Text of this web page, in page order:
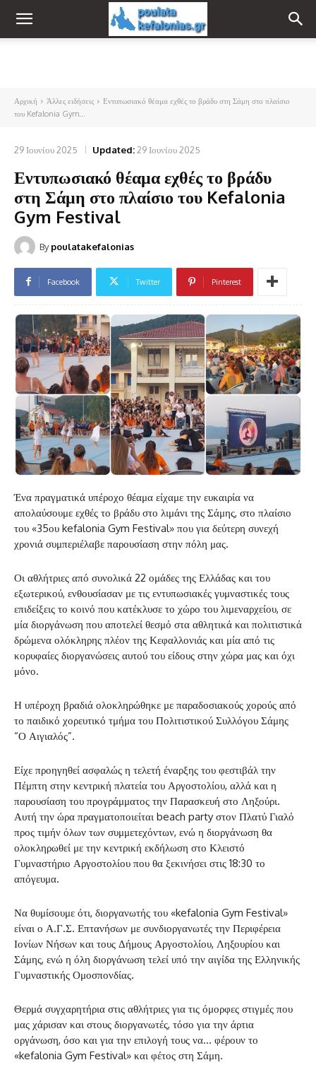
Αρχική Άλλες ειδήσεις
Εντυπωσιακό θέαμα εχθές το βράδυ στη Σάμη στο πλαίσιο
του Kefalonia Gym...
29 Ιουνίου 2025 Updated:29 Ιουνίου 2025
Εντυπωσιακό θέαμα εχθές το βράδυ
στη Σάμη στο πλαίσιο του Kefalonia
Gym Festival
By poulatakefalonias
Facebook Twitter Pinterest
Ένα πραγματικά υπέροχο θέαμα είχαμε την ευκαιρία να
απολαύσουμε εχθές το βράδυ στο λιμάνι της Σάμης, στο πλαίσιο
του «35ου kefalonia Gym Festival» που για δεύτερη συνεχή
χρονιά συμπεριέλαβε παρουσίαση στην πόλη μας.
Οι αθλήτριες από συνολικά 22 ομάδες της Ελλάδας και του
εξωτερικού, ενθουσίασαν με τις εντυπωσιακές γυμναστικές τους
επιδείξεις το κοινό που κατέκλυσε το χώρο του λιμεναρχείου, σε
μία διοργάνωση που αποτελεί θεσμό στα αθλητικά και πολιτιστικά
δρώμενα ολόκληρης πλέον της Κεφαλλονιάς και μία από τις
κορυφαίες διοργανώσεις αυτού του είδους στην χώρα μας και όχι
μόνο.
Η υπέροχη βραδιά ολοκληρώθηκε με παραδοσιακούς χορούς από
το παιδικό χορευτικό τμήμα του Πολιτιστικού Συλλόγου Σάμης
“Ο Αιγιαλός”.
Είχε προηγηθεί ασφαλώς η τελετή έναρξης του φεστιβάλ την
Πέμπτη στην κεντρική πλατεία του Αργοστολίου, αλλά και η
παρουσίαση του προγράμματος την Παρασκευή στο Ληξούρι.
Αυτή την ώρα πραγματοποιείται beach party στον Πλατύ Γιαλό
προς τιμήν όλων των συμμετεχόντων, ενώ η διοργάνωση θα
ολοκληρωθεί με την κεντρική εκδήλωση στο Κλειστό
Γυμναστήριο Αργοστολίου που θα ξεκινήσει στις 18:30 το
απόγευμα.
Να θυμίσουμε ότι, διοργανωτής του «kefalonia Gym Festival»
είναι ο Α.Γ.Σ. Επτανήσων με συνδιοργανωτές την Περιφέρεια
Ιονίων Νήσων και τους Δήμους Αργοστολίου, Ληξουρίου και
Σάμης, ενώ η όλη διοργάνωση τελεί υπό την αιγίδα της Ελληνικής
Γυμναστικής Ομοσπονδίας.
Θερμά συγχαρητήρια στις αθλήτριες για τις όμορφες στιγμές που
μας χάρισαν και στους διοργανωτές, τόσο για την άρτια
οργάνωση, όσο και για την επιλογή τους να… φέρουν το
«kefalonia Gym Festival» και φέτος στη Σάμη.